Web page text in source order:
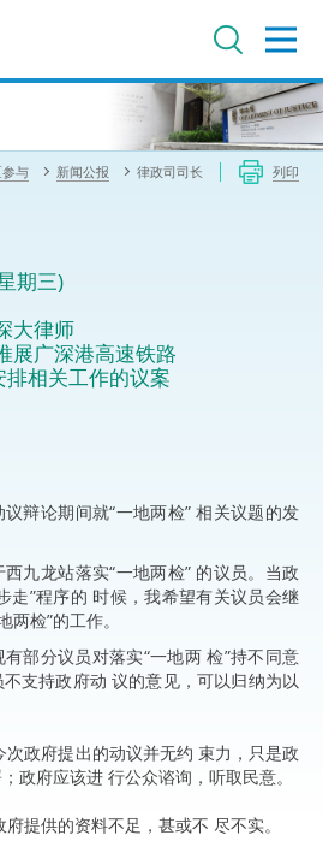
与 新闻公报 律政司司长 列印
期三)
大律师
展广深港高速铁路
排相关工作的议案
辩论期间就“一地两检” 相关议题的发
九龙站落实“一地两检” 的议员。当政
走”程序的 时候，我希望有关议员会继
两检”的工作。
部分议员对落实“一地两 检”持不同意
支持政府动 议的意见，可以归纳为以
政府提出的动议并无约 束力，只是政
政府应该进 行公众谘询，听取民意。
提供的资料不足，甚或不 尽不实。